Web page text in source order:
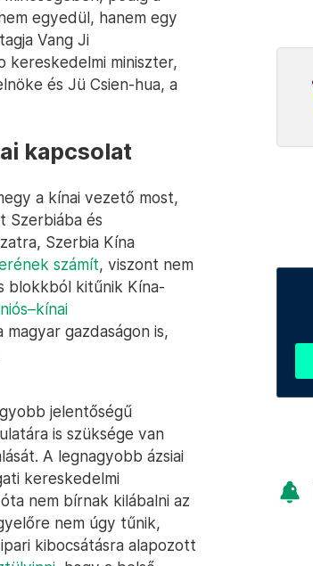
egyedül, hanem egy
Vang Ji
kereskedelmi miniszter,
és Jü Csien-hua, a
kapcsolat
a kínai vezető most,
Szerbiába és
Szerbia Kína
számít, viszont nem
blokkból kitűnik Kína-
gazdaságon is,
jelentőségű
is szüksége van
A legnagyobb ázsiai
kereskedelmi
nem bírnak kilábalni az
nem úgy tűnik,
kibocsátásra alapozott